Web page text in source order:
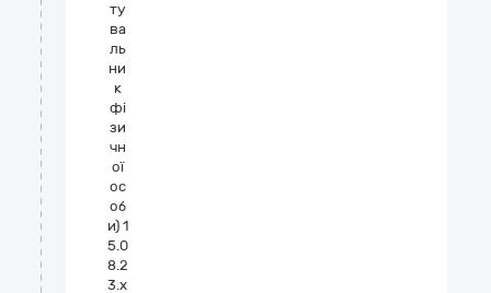
ту
ва
ль
ни
к
фі
зи
чн
ої
ос
об
и) 1
5.0
8.2
3.x